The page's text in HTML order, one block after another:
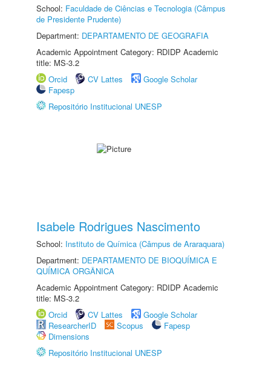
School: Faculdade de Ciências e Tecnologia (Câmpus
de Presidente Prudente)
Department: DEPARTAMENTO DE GEOGRAFIA
Academic Appointment Category: RDIDP Academic
title: MS-3.2
Orcid
CV Lattes
Google Scholar
Fapesp
Repositório Institucional UNESP
Isabele Rodrigues Nascimento
School: Instituto de Química (Câmpus de Araraquara)
Department: DEPARTAMENTO DE BIOQUÍMICA E
QUÍMICA ORGÂNICA
Academic Appointment Category: RDIDP Academic
title: MS-3.2
Orcid
CV Lattes
Google Scholar
ResearcherID
Scopus
Fapesp
Dimensions
Repositório Institucional UNESP